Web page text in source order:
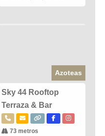
Azoteas
Sky 44 Rooftop
Terraza & Bar
73 metros